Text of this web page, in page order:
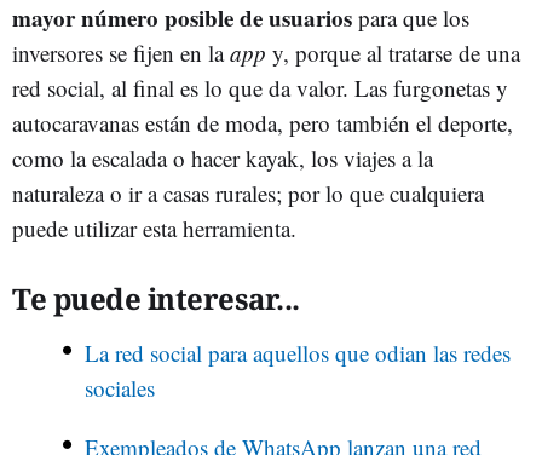
mayor número posible de usuarios para que los
inversores se fijen en laapp y, porque al tratarse de una
red social, al final es lo que da valor. Las furgonetas y
autocaravanas están de moda, pero también el deporte,
como la escalada o hacer kayak, los viajes a la
naturaleza o ir a casas rurales; por lo que cualquiera
puede utilizar esta herramienta.
Te puede interesar...
La red social para aquellos que odian las redes
sociales
Exempleados de WhatsApp lanzan una red